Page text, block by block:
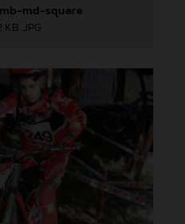
md-square
KB .JPG